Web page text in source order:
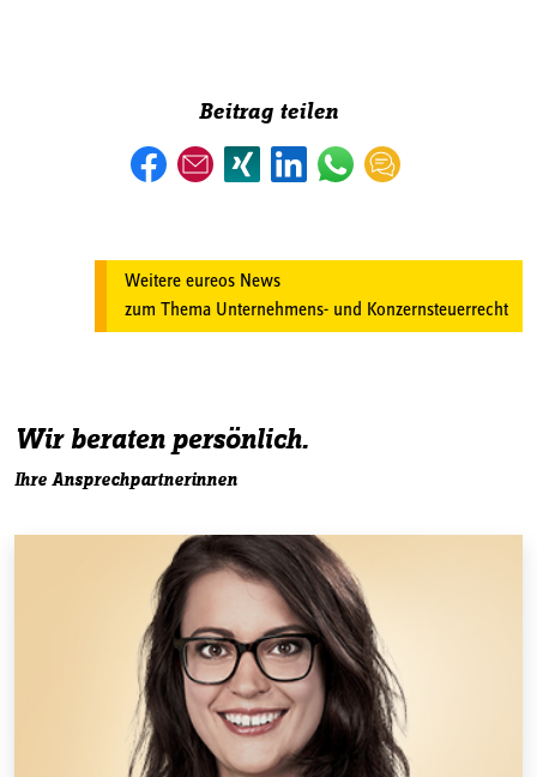
Beitrag teilen
Weitere eureos News
zum Thema Unternehmens- und Konzernsteuerrecht
Wir beraten persönlich.
Ihre Ansprechpartnerinnen